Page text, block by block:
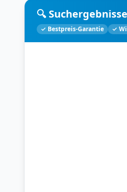
🔍 Suchergebnisse
✓ Bestpreis-Garantie ✓